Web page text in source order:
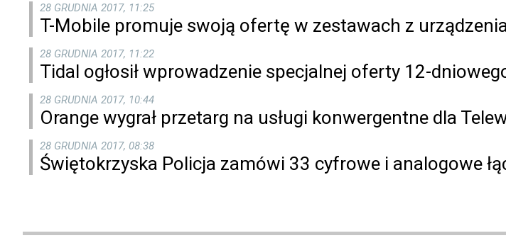
28 GRUDNIA 2017, 11:25
T-Mobile promuje swoją ofertę w zestawach z
28 GRUDNIA 2017, 11:22
Tidal ogłosił wprowadzenie specjalnej oferty 12-
28 GRUDNIA 2017, 10:44
Orange wygrał przetarg na usługi konwergentne dla
28 GRUDNIA 2017, 08:38
Świętokrzyska Policja zamówi 33 cyfrowe i analogowe